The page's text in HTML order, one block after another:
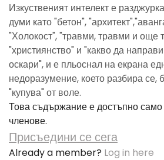
Изкуственият интелект е
думи като "бетон",
"Холокост", "травми, травми и още
"християнство" и "какво да
оскари", и е пльоснал на екрана
недоразумение, което разбира се,
"купува" от воле.
Това съдържание е достъпно
членове.
Присъедини се сега
Already a member? Log in here